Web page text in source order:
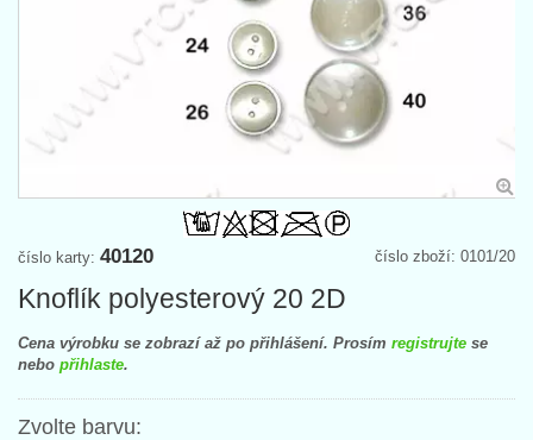
číslo zboží: 0101/20
číslo karty: 40120
Knoflík polyesterový 20 2D
Cena výrobku se zobrazí až po přihlášení. Prosím registrujte se
nebo přihlaste.
Zvolte barvu: